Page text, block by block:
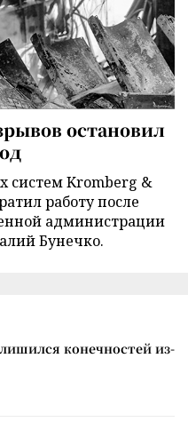
остановил
систем Kromberg &
работу после
администрации
Бунечко.
конечностей из-